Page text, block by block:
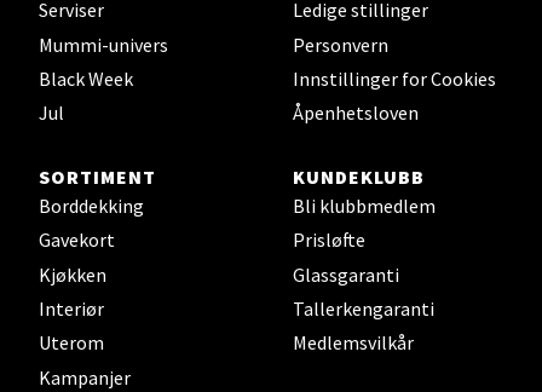
Serviser
Mummi-univers
Black Week
Jul
Ledige stillinger
Personvern
Innstillinger for Cookies
Åpenhetsloven
SORTIMENT
Borddekking
Gavekort
Kjøkken
Interiør
Uterom
Kampanjer
KUNDEKLUBB
Bli klubbmedlem
Prisløfte
Glassgaranti
Tallerkengaranti
Medlemsvilkår
Velg
Leirvik - Stord
Torgbakken 2, 5401 Stord
Åpent i dag 10-15
0 i butikk